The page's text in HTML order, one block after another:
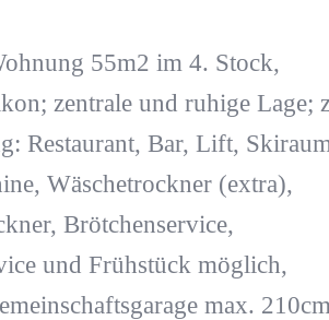
55m2 im 4. Stock,
zentrale und ruhige Lage;
Restaurant, Bar, Lift,
Wäschetrockner (extra),
Brötchenservice,
und Frühstück möglich,
max.